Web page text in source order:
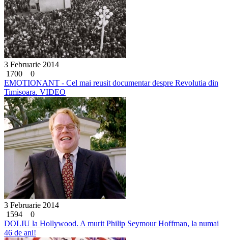
3 Februarie 2014
1700
0
EMOTIONANT - Cel mai reusit documentar despre Revolutia din
Timisoara. VIDEO
3 Februarie 2014
1594
0
DOLIU la Hollywood. A murit Philip Seymour Hoffman, la numai
46 de ani!